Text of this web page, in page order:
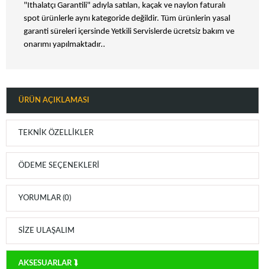
"Ithalatçı Garantili" adıyla satılan, kaçak ve naylon faturalı
spot ürünlerle aynı kategoride değildir. Tüm ürünlerin yasal
garanti süreleri içersinde Yetkili Servislerde ücretsiz bakım ve
onarımı yapılmaktadır..
ÜRÜN AÇIKLAMASI
TEKNIK ÖZELLIKLER
ÖDEME SEÇENEKLERI
YORUMLAR (0)
SIZE ULAŞALIM
AKSESUARLAR ⮯